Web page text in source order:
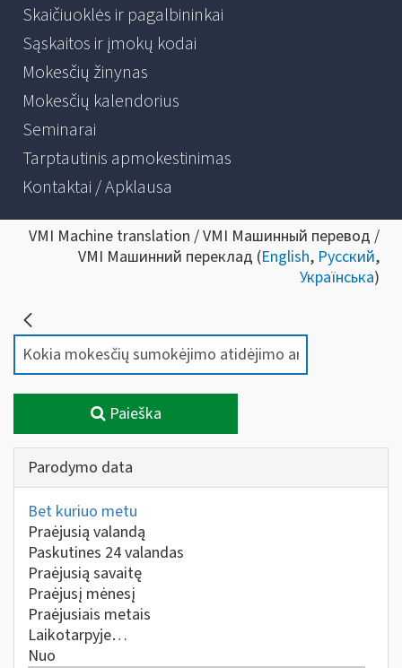
Skaičiuoklės ir pagalbininkai
Sąskaitos ir įmokų kodai
Mokesčių žinynas
Mokesčių kalendorius
Seminarai
Tarptautinis apmokestinimas
Kontaktai / Apklausa
VMI Machine translation / VMI Машинный перевод /
VMI Машинний переклад (English, Русский,
Українська)
Paieška
Parodymo data
Bet kuriuo metu
Praėjusią valandą
Paskutines 24 valandas
Praėjusią savaitę
Praėjusį mėnesį
Praėjusiais metais
Laikotarpyje…
Nuo